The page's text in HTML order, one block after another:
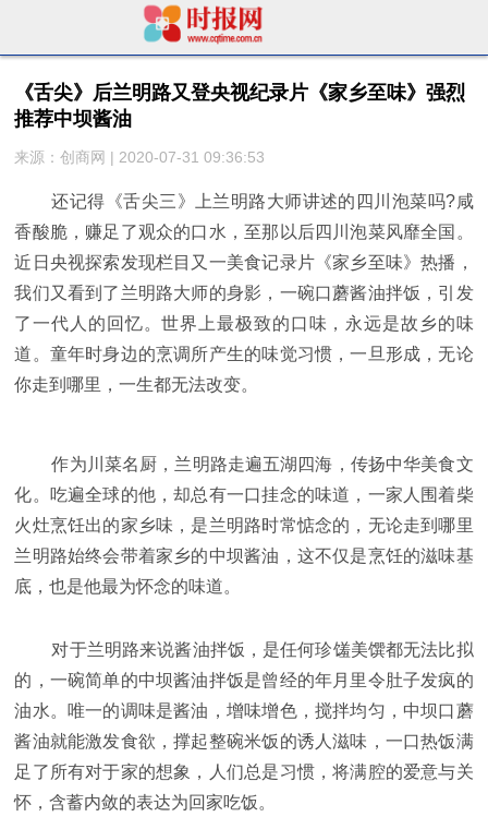
《舌尖》后兰明路又登央视纪录片《家乡至味》强烈
推荐中坝酱油
来源：创商网 | 2020-07-31 09:36:53
还记得《舌尖三》上兰明路大师讲述的四川泡菜吗?咸
香酸脆，赚足了观众的口水，至那以后四川泡菜风靡全国。
近日央视探索发现栏目又一美食记录片《家乡至味》热播，
我们又看到了兰明路大师的身影，一碗口蘑酱油拌饭，引发
了一代人的回忆。世界上最极致的口味，永远是故乡的味
道。童年时身边的烹调所产生的味觉习惯，一旦形成，无论
你走到哪里，一生都无法改变。
作为川菜名厨，兰明路走遍五湖四海，传扬中华美食文
化。吃遍全球的他，却总有一口挂念的味道，一家人围着柴
火灶烹饪出的家乡味，是兰明路时常惦念的，无论走到哪里
兰明路始终会带着家乡的中坝酱油，这不仅是烹饪的滋味基
底，也是他最为怀念的味道。
对于兰明路来说酱油拌饭，是任何珍馐美馔都无法比拟
的，一碗简单的中坝酱油拌饭是曾经的年月里令肚子发疯的
油水。唯一的调味是酱油，增味增色，搅拌均匀，中坝口蘑
酱油就能激发食欲，撑起整碗米饭的诱人滋味，一口热饭满
足了所有对于家的想象，人们总是习惯，将满腔的爱意与关
怀，含蓄内敛的表达为回家吃饭。